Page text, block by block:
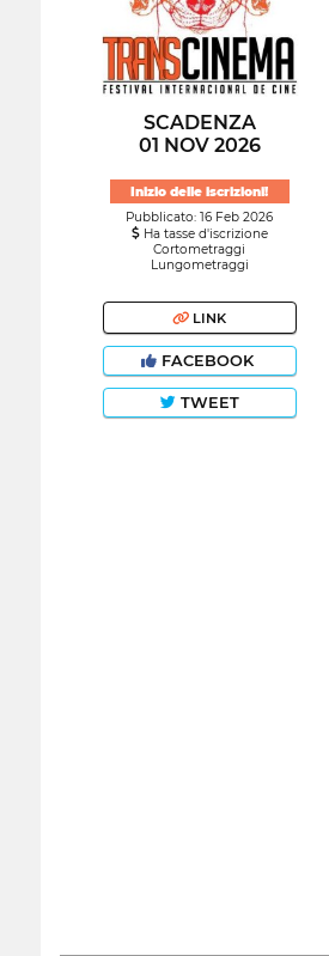
SCADENZA
01 NOV 2026
Inizio delle iscrizioni!
Pubblicato: 16 Feb 2026
Ha tasse d'iscrizione
Cortometraggi
Lungometraggi
LINK
FACEBOOK
TWEET